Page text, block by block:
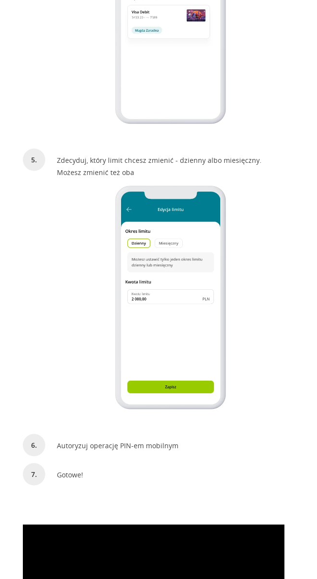
Zdecyduj, który limit chcesz zmienić - dzienny albo miesięczny.
Możesz zmienić też oba
Autoryzuj operację PIN-em mobilnym
Gotowe!